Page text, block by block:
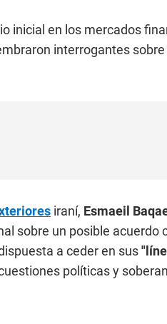
inicial en los mercados
interrogantes
iraní, Esmaeil
sobre un posible acuerdo
a ceder en sus
políticas y